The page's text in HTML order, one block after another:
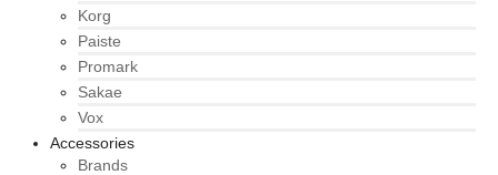
Korg
Paiste
Promark
Sakae
Vox
Accessories
Brands